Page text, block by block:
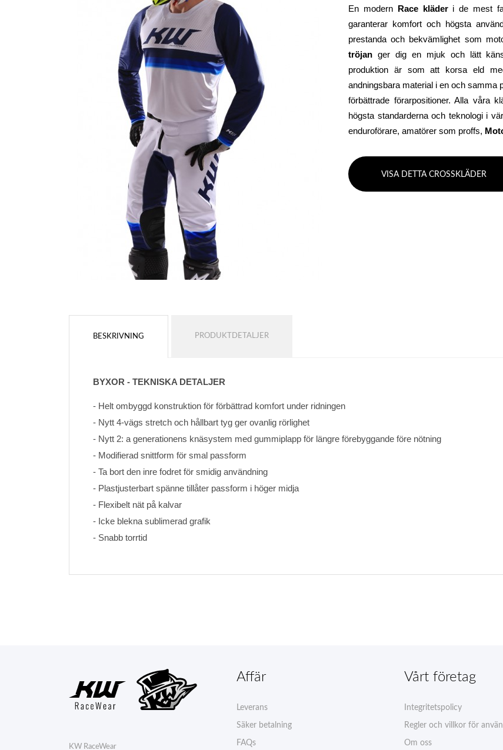
En modern Race kläder i de mest
garanterar komfort och högsta
prestanda och bekvämlighet som
tröjan ger dig en mjuk och lätt
produktion är som att korsa eld
andningsbara material i en och
förbättrade förarpositioner. Alla våra
högsta standarderna och teknologi i
enduroförare, amatörer som proffs,
VISA DETTA CROSSKLÄDER
BESKRIVNING PRODUKTDETALJER
BYXOR - TEKNISKA DETALJER
- Helt ombyggd konstruktion för förbättrad komfort under ridningen
- Nytt 4-vägs stretch och hållbart tyg ger ovanlig rörlighet
- Nytt 2: a generationens knäsystem med gummiplapp för längre förebyggande före nötning
- Modifierad snittform för smal passform
- Ta bort den inre fodret för smidig användning
- Plastjusterbart spänne tillåter passform i höger midja
- Flexibelt nät på kalvar
- Icke blekna sublimerad grafik
- Snabb torrtid
KW RaceWear
Affär
Leverans
Säker betalning
FAQs
Vårt företag
Integritetspolicy
Regler och villkor för
Om oss